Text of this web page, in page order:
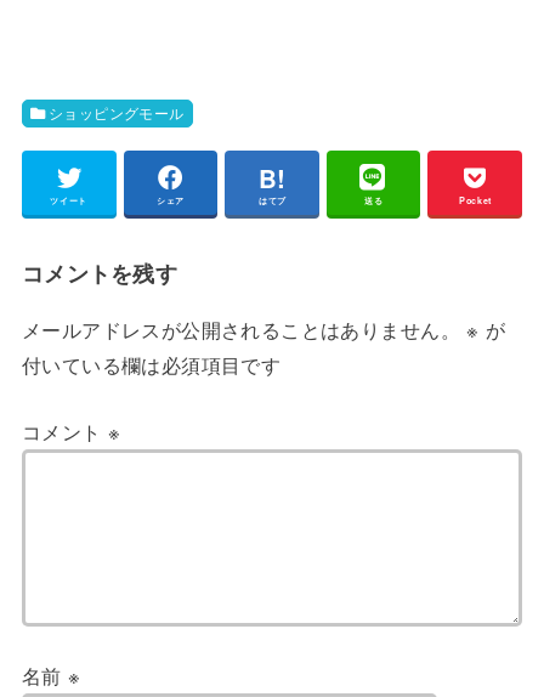
ショッピングモール
ツイート シェア はてブ 送る Pocket
コメントを残す
メールアドレスが公開されることはありません。 ※ が
付いている欄は必須項目です
コメント ※
名前※